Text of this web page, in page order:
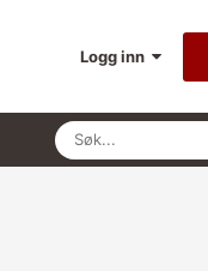
Logg inn